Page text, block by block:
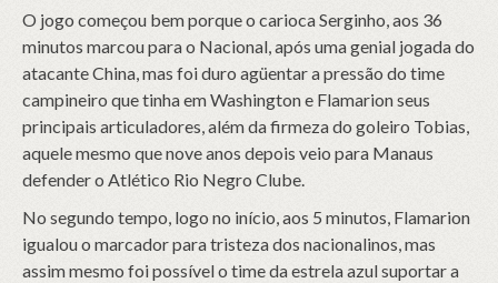
O jogo começou bem porque o carioca Serginho, aos 36
minutos marcou para o Nacional, após uma genial jogada do
atacante China, mas foi duro agüentar a pressão do time
campineiro que tinha em Washington e Flamarion seus
principais articuladores, além da firmeza do goleiro Tobias,
aquele mesmo que nove anos depois veio para Manaus
defender o Atlético Rio Negro Clube.
No segundo tempo, logo no início, aos 5 minutos, Flamarion
igualou o marcador para tristeza dos nacionalinos, mas
assim mesmo foi possível o time da estrela azul suportar a